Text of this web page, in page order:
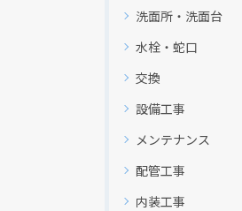
洗面所・洗面台
水栓・蛇口
交換
設備工事
メンテナンス
配管工事
内装工事